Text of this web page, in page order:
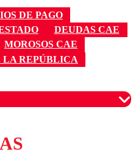
DE PAGO
DEUDAS CAE
MOROSOS CAE
LA REPÚBLICA
para garantizar un